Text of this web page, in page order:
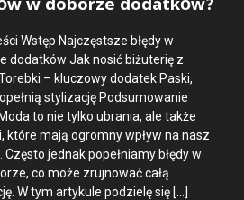
w doborze dodatków?
Wstęp Najczęstsze błędy w
dodatków Jak nosić biżuterię z
– kluczowy dodatek Paski,
stylizację Podsumowanie
to nie tylko ubrania, ale także
które mają ogromny wpływ na nasz
Często jednak popełniamy błędy w
co może zrujnować całą
W tym artykule podzielę się […]